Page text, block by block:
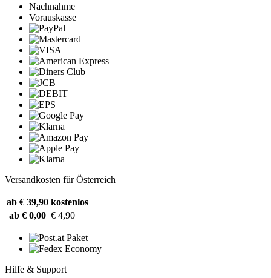
Nachnahme
Vorauskasse
Versandkosten für Österreich
ab € 39,90 kostenlos
ab € 0,00 € 4,90
Hilfe & Support